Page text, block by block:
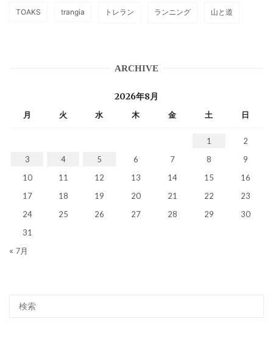
TOAKS trangia トレラン ランニング 山と道
ARCHIVE
2026年8月
月 火 水 木 金 土 日
1
2
3
4 5 6 7 8
9
10
11 12 13 14 15
16
17
18 19 20 21 22
23
24
25 26 27 28 29
30
31
« 7月